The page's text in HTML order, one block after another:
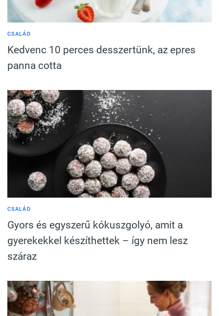
CSALÁD
Kedvenc 10 perces desszertünk, az epres
panna cotta
CSALÁD
Gyors és egyszerű kókuszgolyó, amit a
gyerekekkel készíthettek – így nem lesz
száraz